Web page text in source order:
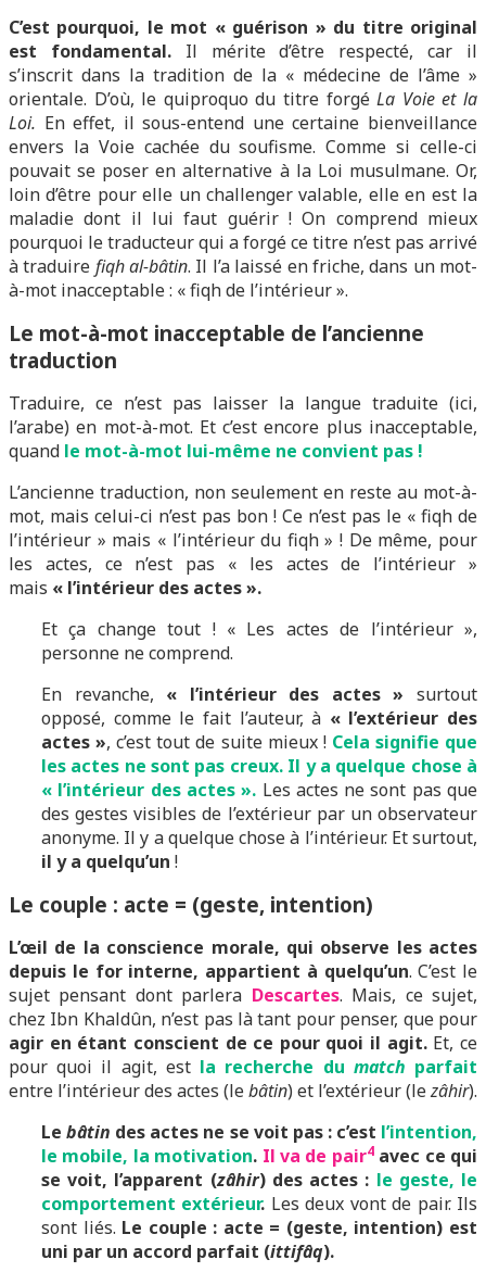
C’est pourquoi, le mot « guérison » du titre original
est fondamental.Il mérite d’être respecté, car il
s’inscrit dans la tradition de la « médecine de l’âme »
orientale. D’où, le quiproquo du titre forgéLa Voie et la
Loi. En effet, il sous-entend une certaine bienveillance
envers la Voie cachée du soufisme. Comme si celle-ci
pouvait se poser en alternative à la Loi musulmane. Or,
loin d’être pour elle un challenger valable, elle en est la
maladie dont il lui faut guérir ! On comprend mieux
pourquoi le traducteur qui a forgé ce titre n’est pas arrivé
à traduire fiqh al-bâtin. Il l’a laissé en friche, dans un mot-
à-mot inacceptable : « fiqh de l’intérieur ».
Le mot-à-mot inacceptable de l’ancienne
traduction
Traduire, ce n’est pas laisser la langue traduite (ici,
l’arabe) en mot-à-mot. Et c’est encore plus inacceptable,
quand le mot-à-mot lui-même ne convient pas !
L’ancienne traduction, non seulement en reste au mot-à-
mot, mais celui-ci n’est pas bon ! Ce n’est pas le « fiqh de
l’intérieur » mais « l’intérieur du fiqh » ! De même, pour
les actes, ce n’est pas « les actes de l’intérieur »
mais « l’intérieur des actes ».
Et ça change tout ! « Les actes de l’intérieur »,
personne ne comprend.
En revanche, « l’intérieur des actes » surtout
opposé, comme le fait l’auteur, à « l’extérieur des
actes », c’est tout de suite mieux ! Cela signifie que
les actes ne sont pas creux. Il y a quelque chose à
« l’intérieur des actes ». Les actes ne sont pas que
des gestes visibles de l’extérieur par un observateur
anonyme. Il y a quelque chose à l’intérieur. Et surtout,
il y a quelqu’un !
Le couple : acte = (geste, intention)
L’œil de la conscience morale, qui observe les actes
depuis le for interne, appartient à quelqu’un. C’est le
sujet pensant dont parlera Descartes. Mais, ce sujet,
chez Ibn Khaldûn, n’est pas là tant pour penser, que pour
agir en étant conscient de ce pour quoi il agit.Et, ce
pour quoi il agit, est la recherche du match parfait
entre l’intérieur des actes (lebâtin) et l’extérieur (lezâhir).
Lebâtin des actes ne se voit pas : c’est l’intention,
le mobile, la motivation. Il va de pair4avec ce qui
se voit, l’apparent (zâhir) des actes : le geste, le
comportement extérieur. Les deux vont de pair. Ils
sont liés. Le couple : acte = (geste, intention) est
uni par un accord parfait (ittifâq).